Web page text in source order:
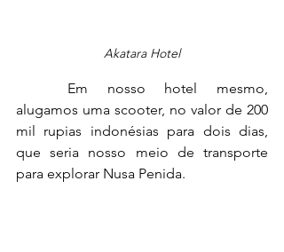
Akatara Hotel
alugamos uma scooter, no valor de 200
mil rupias indonésias para dois dias,
que seria nosso meio de transporte
para explorar Nusa Penida.